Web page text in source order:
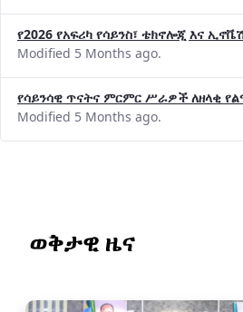
የ2026 የአፍሪካ የሳይንስ፣ ቴክኖሎጂ እና
Modified 5 Months ago.
የሳይንሳዊ ጥናትና ምርምር ሥራዎች ለዘላቂ
Modified 5 Months ago.
ወቅታዊ ዜና